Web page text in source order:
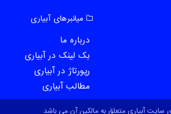
میانبرهای آبیاری
درباره ما
بک لینک در آبیاری
رپورتاژ در آبیاری
مطالب آبیاری